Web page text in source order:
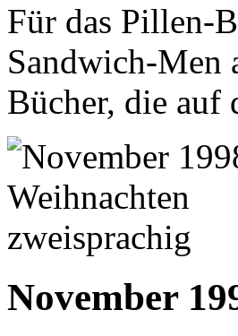
Für das Pillen-
Sandwich-Men
Bücher, die auf
November